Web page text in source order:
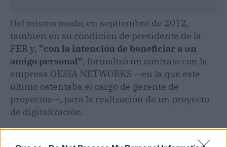
Del mismo modo, en septiembre de 2012,
también en su condición de presidente de la
FER y, "con la intención de beneficiar a un
amigo personal", formalizó un contrato con la
empresa OESIA NETWORKS --en la que este
último ostentaba el cargo de gerente de
proyectos--, para la realización de un proyecto
de digitalización.
Y lo hizo de nuevo sin cumplir los requisitos de